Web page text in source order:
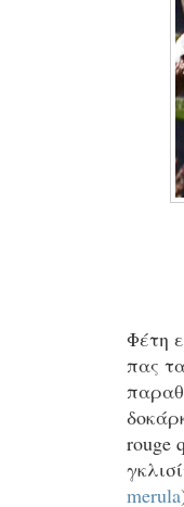
Φέτη
πας
rouge
merula